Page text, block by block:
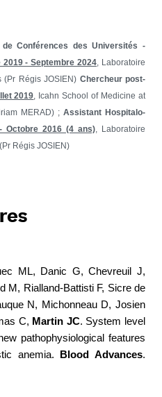
de Conférences des Universités -
2019 - Septembre 2024, Laboratoire
(Pr Régis JOSIEN) Chercheur post-
2019, Icahn School of Medicine at
MERAD) ; Assistant Hospitalo-
Octobre 2016 (4 ans), Laboratoire
Régis JOSIEN)
ML, Danic G, Chevreuil J,
M, Rialland-Battisti F, Sicre de
N, Michonneau D, Josien
C, Martin JC. System level
pathophysiological features
anemia.
Blood Advances.